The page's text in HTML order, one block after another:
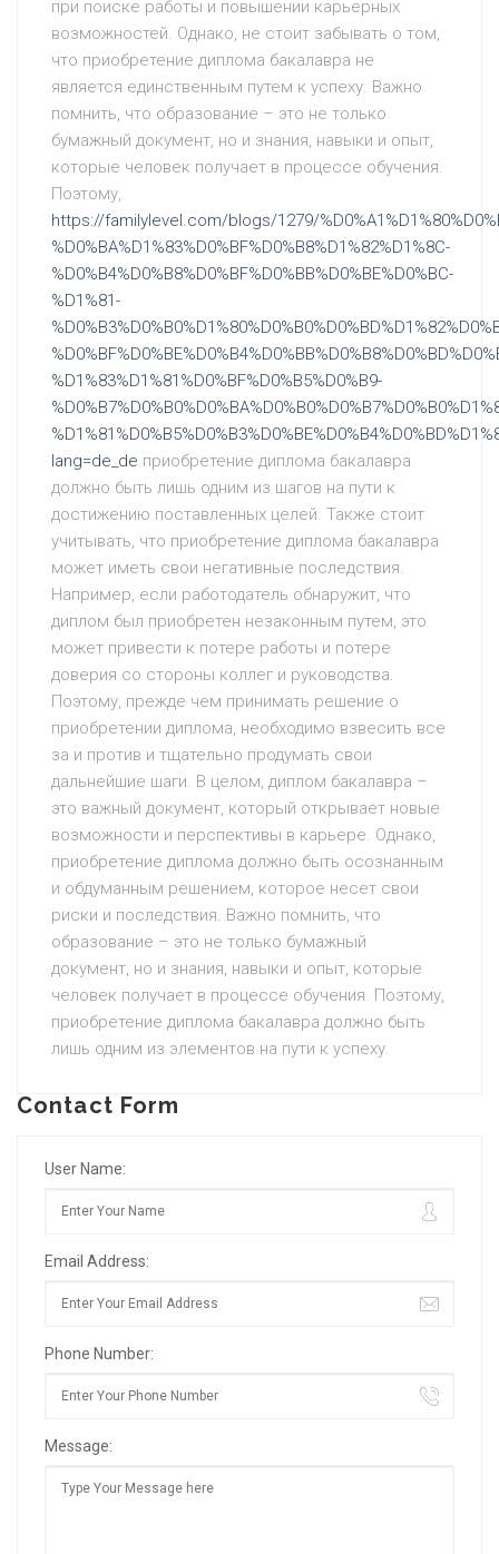
при поиске работы и повышении карьерных
возможностей. Однако, не стоит забывать о том,
что приобретение диплома бакалавра не
является единственным путем к успеху. Важно
помнить, что образование – это не только
бумажный документ, но и знания, навыки и опыт,
которые человек получает в процессе обучения.
Поэтому,
https://familylevel.com/blogs/1279/
%D0%BA%D1%83%D0%BF%D0%B8%D1%82%D1%8C-
%D0%B4%D0%B8%D0%BF%D0%BB%D0%BE%D0%BC-
%D1%81-
%D1%83%D1%81%D0%BF%D0%B5%D0%B9-
lang=de_de приобретение диплома бакалавра
должно быть лишь одним из шагов на пути к
достижению поставленных целей. Также стоит
учитывать, что приобретение диплома бакалавра
может иметь свои негативные последствия.
Например, если работодатель обнаружит, что
диплом был приобретен незаконным путем, это
может привести к потере работы и потере
доверия со стороны коллег и руководства.
Поэтому, прежде чем принимать решение о
приобретении диплома, необходимо взвесить все
за и против и тщательно продумать свои
дальнейшие шаги. В целом, диплом бакалавра –
это важный документ, который открывает новые
возможности и перспективы в карьере. Однако,
приобретение диплома должно быть осознанным
и обдуманным решением, которое несет свои
риски и последствия. Важно помнить, что
образование – это не только бумажный
документ, но и знания, навыки и опыт, которые
человек получает в процессе обучения. Поэтому,
приобретение диплома бакалавра должно быть
лишь одним из элементов на пути к успеху.
Contact Form
User Name:
Email Address:
Phone Number:
Message: